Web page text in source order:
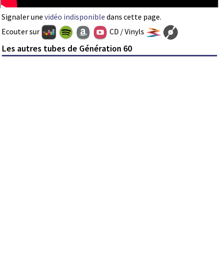
Signaler une vidéo indisponible dans cette page.
Ecouter sur
CD / Vinyls
Les autres tubes de Génération 60